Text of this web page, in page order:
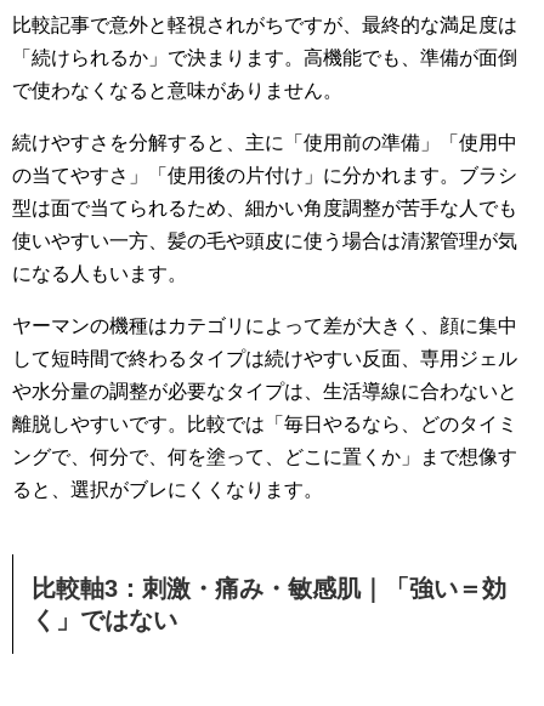
比較記事で意外と軽視されがちですが、最終的な満足度は
「続けられるか」で決まります。高機能でも、準備が面倒
で使わなくなると意味がありません。
続けやすさを分解すると、主に「使用前の準備」「使用中
の当てやすさ」「使用後の片付け」に分かれます。ブラシ
型は面で当てられるため、細かい角度調整が苦手な人でも
使いやすい一方、髪の毛や頭皮に使う場合は清潔管理が気
になる人もいます。
ヤーマンの機種はカテゴリによって差が大きく、顔に集中
して短時間で終わるタイプは続けやすい反面、専用ジェル
や水分量の調整が必要なタイプは、生活導線に合わないと
離脱しやすいです。比較では「毎日やるなら、どのタイミ
ングで、何分で、何を塗って、どこに置くか」まで想像す
ると、選択がブレにくくなります。
比較軸3：刺激・痛み・敏感肌｜「強い＝効
く」ではない